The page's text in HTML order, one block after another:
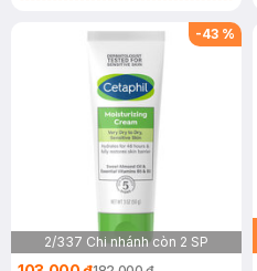
-43 %
2/337 Chi nhánh còn 2 SP